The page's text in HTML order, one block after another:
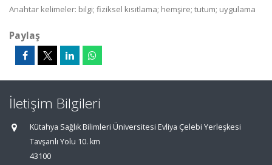
Anahtar kelimeler: bilgi; fiziksel kısıtlama; hemşire; tutum; uygulama
Paylaş
İletişim Bilgileri
Kütahya Sağlık Bilimleri Üniversitesi Evliya Çelebi Yerleşkesi
Tavşanlı Yolu 10. km
43100